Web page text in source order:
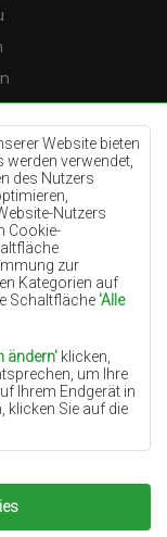
Website bieten
verwendet,
des Nutzers
Nutzers
Cookie-
zur
Kategorien auf
Schaltfläche 'Alle
ändern' klicken,
um Ihre
Ihrem Endgerät in
klicken Sie auf die
Interesse des
in Form der
auf unserer
Alle Rechte